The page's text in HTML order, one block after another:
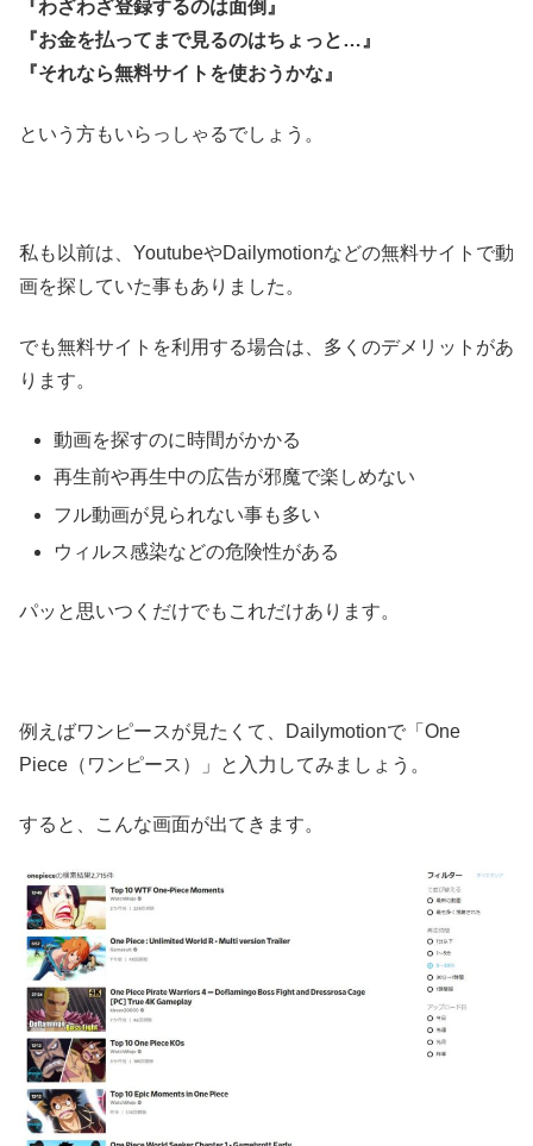
『わざわざ登録するのは面倒』
『お金を払ってまで見るのはちょっと…』
『それなら無料サイトを使おうかな』
という方もいらっしゃるでしょう。
私も以前は、YoutubeやDailymotionなどの無料サイトで動
画を探していた事もありました。
でも無料サイトを利用する場合は、多くのデメリットがあ
ります。
動画を探すのに時間がかかる
再生前や再生中の広告が邪魔で楽しめない
フル動画が見られない事も多い
ウィルス感染などの危険性がある
パッと思いつくだけでもこれだけあります。
例えばワンピースが見たくて、Dailymotionで「One
Piece（ワンピース）」と入力してみましょう。
すると、こんな画面が出てきます。